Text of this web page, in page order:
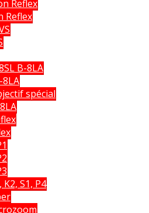
Reflex
Reflex
B-8LA
8LA
spécial
S1, P4